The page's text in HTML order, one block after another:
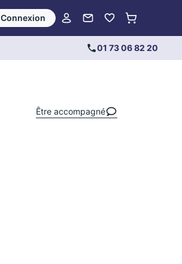
Connexion
01 73 06 82 20
Être accompagné